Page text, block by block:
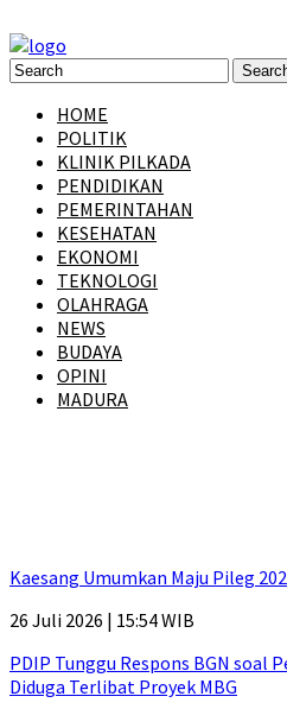
HOME
POLITIK
KLINIK PILKADA
PENDIDIKAN
PEMERINTAHAN
KESEHATAN
EKONOMI
TEKNOLOGI
OLAHRAGA
NEWS
BUDAYA
OPINI
MADURA
Kaesang Umumkan Maju Pileg
26 Juli 2026 | 15:54 WIB
PDIP Tunggu Respons BGN soal
Diduga Terlibat Proyek MBG